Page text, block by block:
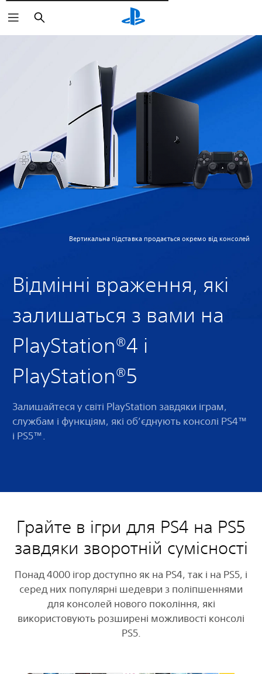
Пошук
Вертикальна підставка продається окремо від консолей
Відмінні враження, які
залишаться з вами на
PlayStation®4 і
PlayStation®5
Залишайтеся у світі PlayStation завдяки іграм,
службам і функціям, які об’єднують консолі PS4™
і PS5™.
Грайте в ігри для PS4 на PS5
завдяки зворотній сумісності
Понад 4000 ігор доступно як на PS4, так і на PS5, і
серед них популярні шедеври з поліпшеннями
для консолей нового покоління, які
використовують розширені можливості консолі
PS5.